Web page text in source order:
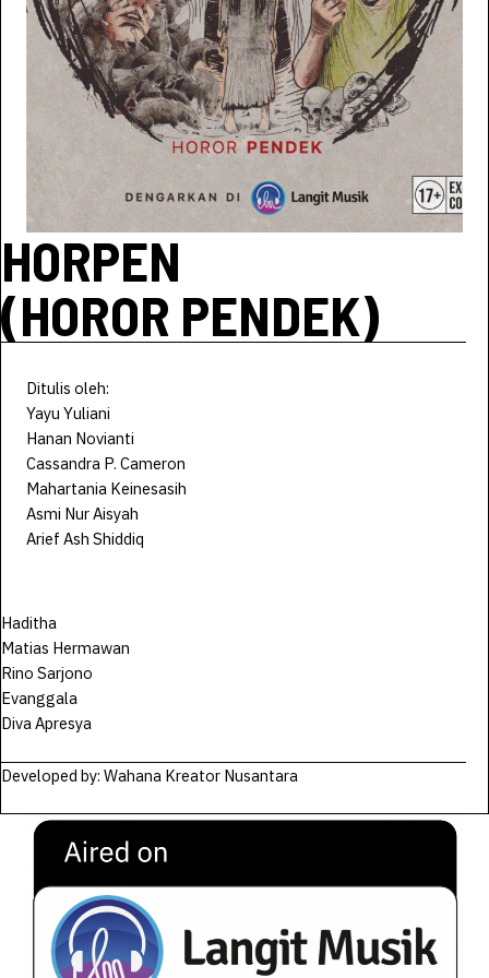
HORPEN
(HOROR PENDEK)
Ditulis oleh:
Yayu Yuliani
Hanan Novianti
Cassandra P. Cameron
Mahartania Keinesasih
Asmi Nur Aisyah
Arief Ash Shiddiq
Haditha
Matias Hermawan
Rino Sarjono
Evanggala
Diva Apresya
Developed by: Wahana Kreator Nusantara